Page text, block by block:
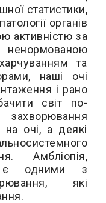
статистики,
органів
активністю за
та
наші очі
і рано
світ по-
очі, а деякі
Амбліопія,
є одними з
які